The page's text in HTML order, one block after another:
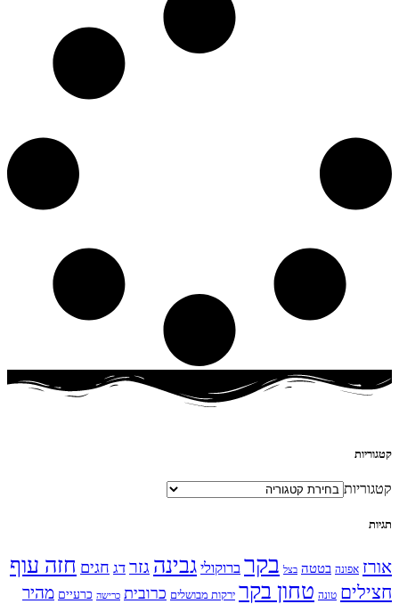
קטגוריות
קטגוריות
תגיות
אורז אפונה בטטה בצל בקר ברוקולי גבינה גזר דג חגים חזה עוף
חצילים טונה טחון בקר ירקות מבושלים כרובית כרישה כרעיים מהיר